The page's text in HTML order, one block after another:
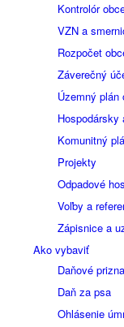
Kontrolór
VZN a
Rozpočet
Záverečný
Územný plán
Komunitný
Projekty
Odpadové
Voľby a
Zápisnice a
Ako vybaviť
Daňové
Daň za psa
Ohlásenie